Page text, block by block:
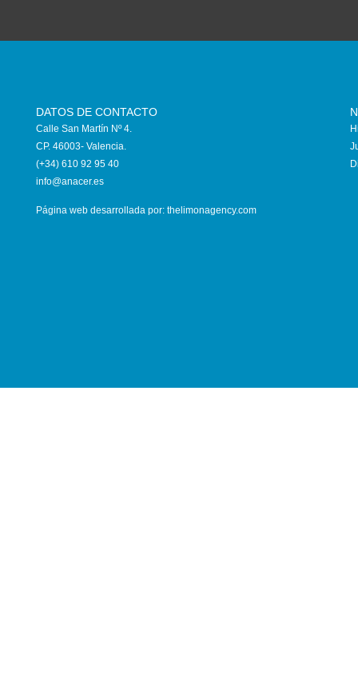
DATOS DE CONTACTO
Calle San Martín Nº 4.
CP. 46003- Valencia.
(+34) 610 92 95 40
info@anacer.es
Página web desarrollada por: thelimonagency.com